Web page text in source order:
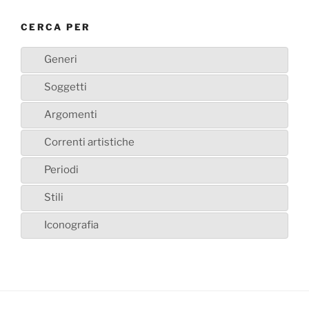
CERCA PER
Generi
Soggetti
Argomenti
Correnti artistiche
Periodi
Stili
Iconografia